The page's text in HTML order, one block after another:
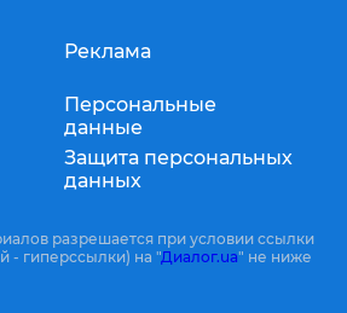
Реклама
Персональные
данные
Защита персональных
данных
разрешается при условии ссылки
- гиперссылки) на "Диалог.ua" не ниже